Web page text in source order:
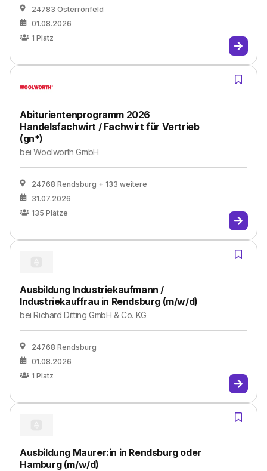
24783 Osterrönfeld
01.08.2026
1 Platz
Abiturientenprogramm 2026
Handelsfachwirt / Fachwirt für Vertrieb
(gn*)
beiWoolworth GmbH
24768 Rendsburg + 133 weitere
31.07.2026
135 Plätze
Ausbildung Industriekaufmann /
Industriekauffrau in Rendsburg (m/w/d)
beiRichard Ditting GmbH & Co. KG
24768 Rendsburg
01.08.2026
1 Platz
Ausbildung Maurer:in in Rendsburg oder
Hamburg (m/w/d)